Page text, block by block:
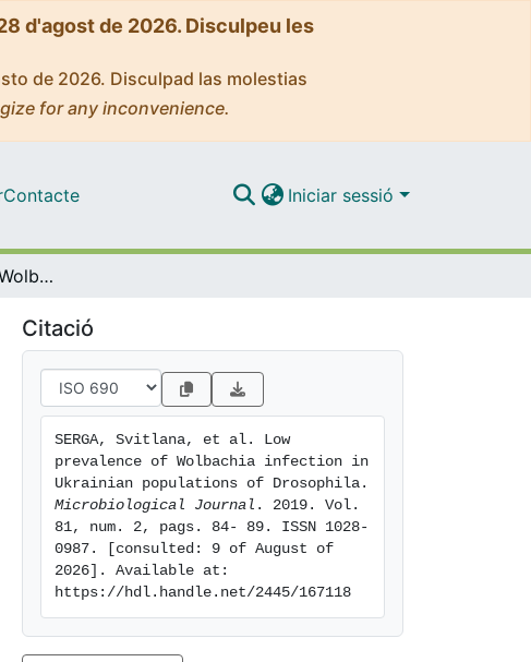
d'agost de 2026. Disculpeu les
de 2026. Disculpad las molestias
for any inconvenience.
Contacte Iniciar sessió
Low prevalence of Wolbachia infection in Ukrainian populations of Drosophila
Citació
SERGA, Svitlana, et al. Low
prevalence of Wolbachia infection in
Microbiological Journal . 2019. Vol.
81, num. 2, pags. 84- 89. ISSN 1028-
0987. [consulted: 9 of August of
2026]. Available at:
https://hdl.handle.net/2445/167118